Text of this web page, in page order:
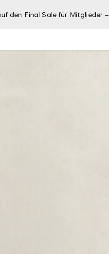
den Final Sale für Mitglieder –